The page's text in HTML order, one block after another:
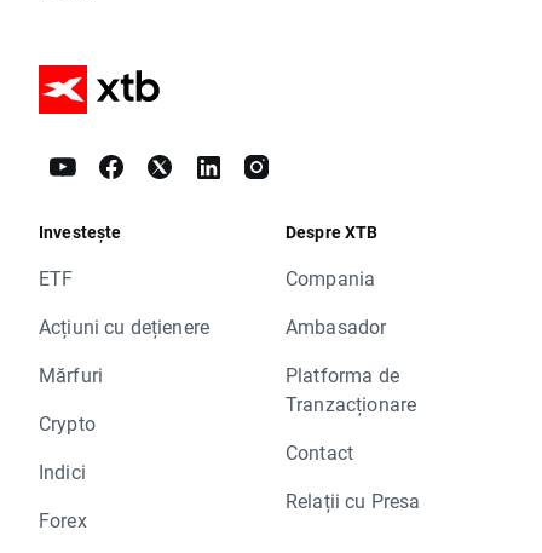
Investește
ETF
Acțiuni cu dețienere
Mărfuri
Crypto
Indici
Forex
Despre XTB
Compania
Ambasador
Platforma de
Tranzacționare
Contact
Relații cu Presa